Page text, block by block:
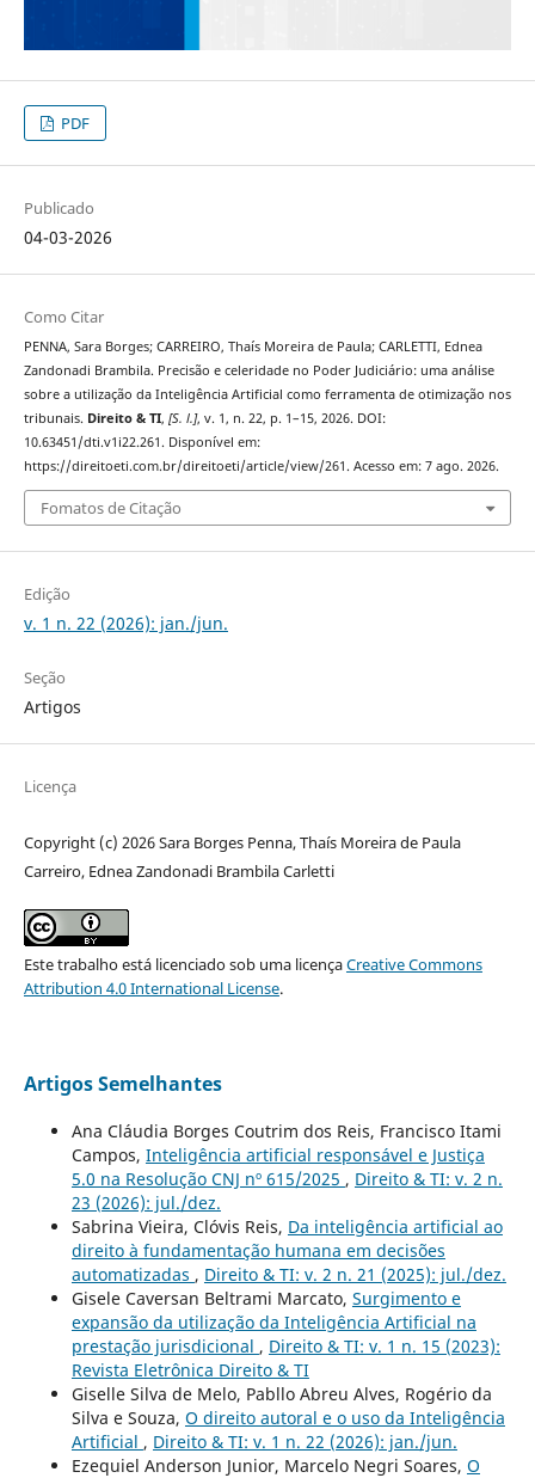
PDF
Publicado
04-03-2026
Como Citar
PENNA, Sara Borges; CARREIRO, Thaís Moreira de Paula; CARLETTI, Ednea
Zandonadi Brambila. Precisão e celeridade no Poder Judiciário: uma análise
sobre a utilização da Inteligência Artificial como ferramenta de otimização nos
tribunais. Direito & TI, [S. l.], v. 1, n. 22, p. 1–15, 2026. DOI:
10.63451/dti.v1i22.261. Disponível em:
https://direitoeti.com.br/direitoeti/article/view/261. Acesso em: 7 ago. 2026.
Fomatos de Citação
Edição
v. 1 n. 22 (2026): jan./jun.
Seção
Artigos
Licença
Copyright (c) 2026 Sara Borges Penna, Thaís Moreira de Paula
Carreiro, Ednea Zandonadi Brambila Carletti
Este trabalho está licenciado sob uma licençaCreative Commons
Attribution 4.0 International License.
Artigos Semelhantes
Ana Cláudia Borges Coutrim dos Reis, Francisco Itami
Campos, Inteligência artificial responsável e Justiça
5.0 na Resolução CNJ nº 615/2025 , Direito & TI: v. 2 n.
23 (2026): jul./dez.
Sabrina Vieira, Clóvis Reis, Da inteligência artificial ao
direito à fundamentação humana em decisões
automatizadas , Direito & TI: v. 2 n. 21 (2025): jul./dez.
Gisele Caversan Beltrami Marcato, Surgimento e
expansão da utilização da Inteligência Artificial na
prestação jurisdicional , Direito & TI: v. 1 n. 15 (2023):
Revista Eletrônica Direito & TI
Giselle Silva de Melo, Pabllo Abreu Alves, Rogério da
Silva e Souza, O direito autoral e o uso da Inteligência
Artificial , Direito & TI: v. 1 n. 22 (2026): jan./jun.
Ezequiel Anderson Junior, Marcelo Negri Soares, O